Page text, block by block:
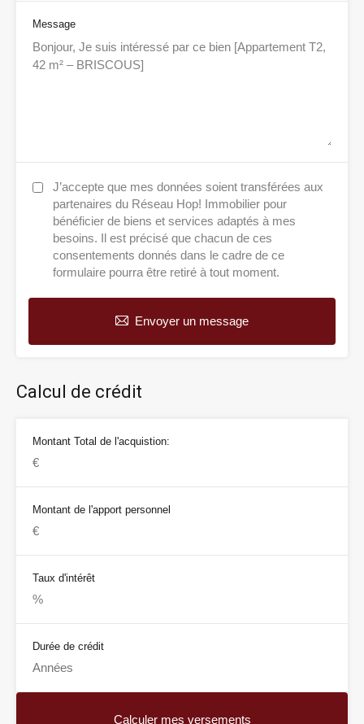
Message
J’accepte que mes données soient transférées aux
partenaires du Réseau Hop! Immobilier pour
bénéficier de biens et services adaptés à mes
besoins. Il est précisé que chacun de ces
consentements donnés dans le cadre de ce
formulaire pourra être retiré à tout moment.
Envoyer un message
Calcul de crédit
Montant Total de l'acquistion:
Montant de l'apport personnel
Taux d'intérêt
Durée de crédit